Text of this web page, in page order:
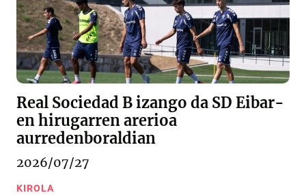
Real Sociedad B izango da SD Eibar-
en hirugarren arerioa
aurredenboraldian
2026/07/27
KIROLA